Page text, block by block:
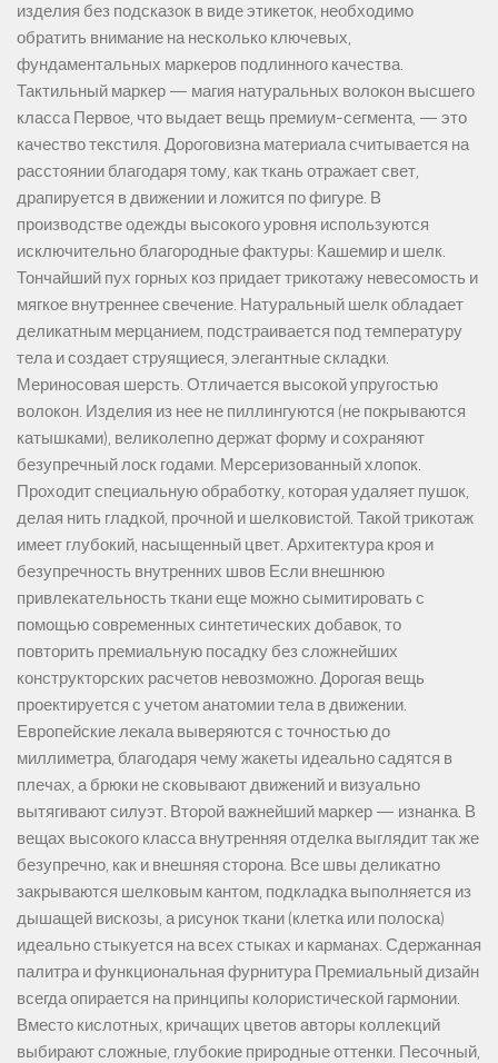
изделия без подсказок в виде этикеток, необходимо
обратить внимание на несколько ключевых,
фундаментальных маркеров подлинного качества.
Тактильный маркер — магия натуральных волокон высшего
класса Первое, что выдает вещь премиум-сегмента, — это
качество текстиля. Дороговизна материала считывается на
расстоянии благодаря тому, как ткань отражает свет,
драпируется в движении и ложится по фигуре. В
производстве одежды высокого уровня используются
исключительно благородные фактуры: Кашемир и шелк.
Тончайший пух горных коз придает трикотажу невесомость и
мягкое внутреннее свечение. Натуральный шелк обладает
деликатным мерцанием, подстраивается под температуру
тела и создает струящиеся, элегантные складки.
Мериносовая шерсть. Отличается высокой упругостью
волокон. Изделия из нее не пиллингуются (не покрываются
катышками), великолепно держат форму и сохраняют
безупречный лоск годами. Мерсеризованный хлопок.
Проходит специальную обработку, которая удаляет пушок,
делая нить гладкой, прочной и шелковистой. Такой трикотаж
имеет глубокий, насыщенный цвет. Архитектура кроя и
безупречность внутренних швов Если внешнюю
привлекательность ткани еще можно сымитировать с
помощью современных синтетических добавок, то
повторить премиальную посадку без сложнейших
конструкторских расчетов невозможно. Дорогая вещь
проектируется с учетом анатомии тела в движении.
Европейские лекала выверяются с точностью до
миллиметра, благодаря чему жакеты идеально садятся в
плечах, а брюки не сковывают движений и визуально
вытягивают силуэт. Второй важнейший маркер — изнанка. В
вещах высокого класса внутренняя отделка выглядит так же
безупречно, как и внешняя сторона. Все швы деликатно
закрываются шелковым кантом, подкладка выполняется из
дышащей вискозы, а рисунок ткани (клетка или полоска)
идеально стыкуется на всех стыках и карманах. Сдержанная
палитра и функциональная фурнитура Премиальный дизайн
всегда опирается на принципы колористической гармонии.
Вместо кислотных, кричащих цветов авторы коллекций
выбирают сложные, глубокие природные оттенки. Песочный,